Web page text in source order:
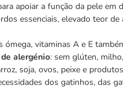
apoiar a função da pele em
essenciais, elevado teor
ómega, vitaminas A e E
alergénio: sem glúten,
soja, ovos, peixe e
dos gatinhos, das